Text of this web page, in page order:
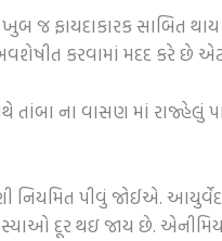
ખુબ જ ફાયદાકારક સાબિત
કરવામાં મદદ કરે છે
ના વાસણ માં રાજ્હેલું
પીવું જોઈએ. આયુર્વેદ
દૂર થઇ જાય છે.